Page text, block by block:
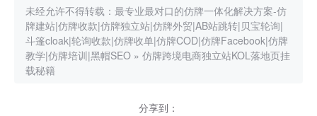
未经允许不得转载： 最专业最对口的仿牌一体化解决方案-仿
牌建站|仿牌收款|仿牌独立站|仿牌外贸|AB站跳转|贝宝轮询|
斗篷cloak|轮询收款|仿牌收单|仿牌COD|仿牌Facebook|仿牌
教学|仿牌培训|黑帽SEO » 仿牌跨境电商独立站KOL落地页挂
载秘籍
分享到：